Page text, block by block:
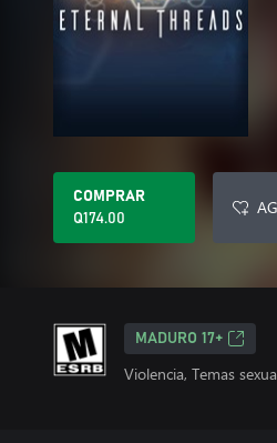
COMPRAR
Q174.00
MADURO 17+
Violencia, Temas